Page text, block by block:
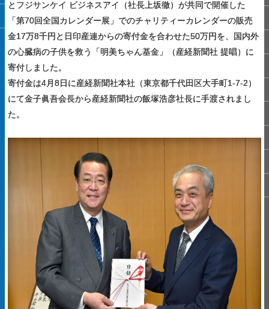
とフジサンケイ ビジネスアイ（社長上坂徹）が共同で開催した
「第70回全国カレンダー展」でのチャリティーカレンダーの販売
金17万8千円と日印産連からの寄付金を合わせた50万円を、国内外
の心臓病の子供を救う「明美ちゃん基金」（産経新聞社 提唱）に
寄付しました。
寄付金は4月8日に産経新聞社本社（東京都千代田区大手町1-7-2）
にて金子眞吾会長から産経新聞社の飯塚浩彦社長に手渡されまし
た。